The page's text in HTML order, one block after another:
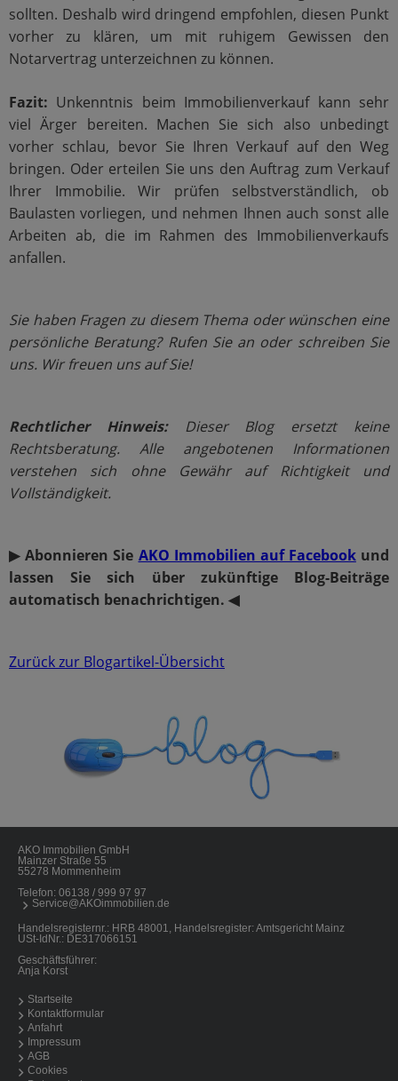
sollten. Deshalb wird dringend empfohlen, diesen Punkt
vorher zu klären, um mit ruhigem Gewissen den
Notarvertrag unterzeichnen zu können.
Fazit: Unkenntnis beim Immobilienverkauf kann sehr
viel Ärger bereiten. Machen Sie sich also unbedingt
vorher schlau, bevor Sie Ihren Verkauf auf den Weg
bringen. Oder erteilen Sie uns den Auftrag zum Verkauf
Ihrer Immobilie. Wir prüfen selbstverständlich, ob
Baulasten vorliegen, und nehmen Ihnen auch sonst alle
Arbeiten ab, die im Rahmen des Immobilienverkaufs
anfallen.
Sie haben Fragen zu diesem Thema oder wünschen eine
persönliche Beratung? Rufen Sie an oder schreiben Sie
uns. Wir freuen uns auf Sie!
Rechtlicher Hinweis: Dieser Blog ersetzt keine
Rechtsberatung. Alle angebotenen Informationen
verstehen sich ohne Gewähr auf Richtigkeit und
Vollständigkeit.
▶ Abonnieren Sie AKO Immobilien auf Facebookund
lassen Sie sich über zukünftige Blog-Beiträge
automatisch benachrichtigen. ◀
Zurück zur Blogartikel-Übersicht
AKO Immobilien GmbH
Mainzer Straße 55
55278 Mommenheim
Telefon: 06138 / 999 97 97
Service@AKOimmobilien.de
Handelsregisternr.: HRB 48001, Handelsregister: Amtsgericht Mainz
USt-IdNr.: DE317066151
Geschäftsführer:
Anja Korst
Startseite
Kontaktformular
Anfahrt
Impressum
AGB
Cookies